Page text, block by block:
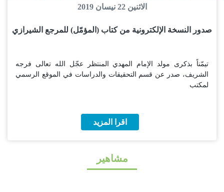
الاثنين 22 نيسان 2019
صدور النسخة الإلكترونية من كتاب (المؤمّل) للمرجع الشيرازي
تيمّناً بذكرى مولد الإمام المهدي المنتظر عجّل الله تعالى فرجه
الشريف، صدر عن قسم التحقيقات والدراسات في الموقع الرسمي
لمكتب
اقرا المزيد
مشاهير